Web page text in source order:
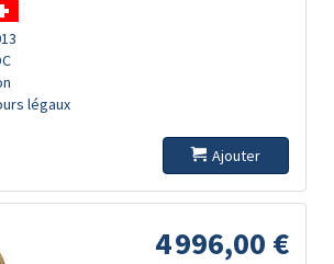
légaux
Ajouter
4 996,00 €